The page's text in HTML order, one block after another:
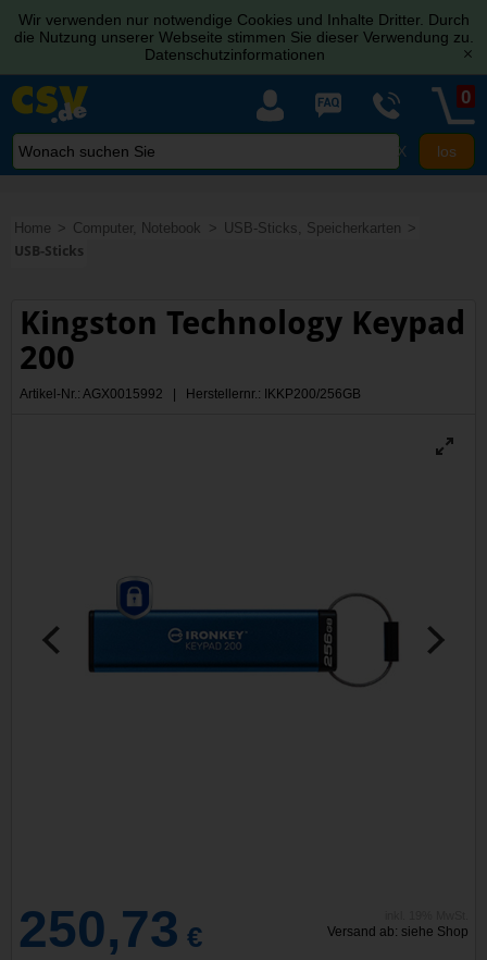
Wir verwenden nur notwendige Cookies und Inhalte Dritter. Durch
die Nutzung unserer Webseite stimmen Sie dieser Verwendung zu.
Datenschutzinformationen
[x]
X
0
Home Computer, Notebook
USB-Sticks, Speicherkarten
USB-Sticks
Kingston Technology Keypad
200
Artikel-Nr.: AGX0015992 | Herstellernr.: IKKP200/256GB
250,73 € Versand ab: siehe Shop